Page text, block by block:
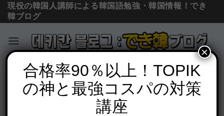
Skip
content
現役の韓国人講師による韓国語勉強・韓国情報！でき
韓ブログ
単語の意味と使い方
「どうせ」韓国語で？이왕と어차피の意
味の違いと使い分けを例文で解説
合格率90％以上！TOPIK
の神と最強コスパの対策
講座
×